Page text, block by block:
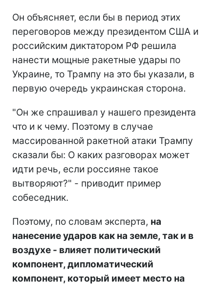
Он объясняет, если бы в период этих
переговоров между президентом США и
российским диктатором РФ решила
нанести мощные ракетные удары по
Украине, то Трампу на это бы указали, в
первую очередь украинская сторона.
"Он же спрашивал у нашего президента
что и к чему. Поэтому в случае
массированной ракетной атаки Трампу
сказали бы: О каких разговорах может
идти речь, если россияне такое
вытворяют?" - приводит пример
собеседник.
Поэтому, по словам эксперта, на
нанесение ударов как на земле, так и в
воздухе - влияет политический
компонент, дипломатический
компонент, который имеет место на